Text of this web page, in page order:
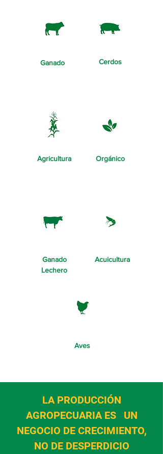
Ganado Cerdos
Agricultura Orgánico
Ganado
Lechero
Acuicultura
Aves
LA PRODUCCIÓN
AGROPECUARIA ES UN
NEGOCIO DE CRECIMIENTO,
NO DE DESPERDICIO